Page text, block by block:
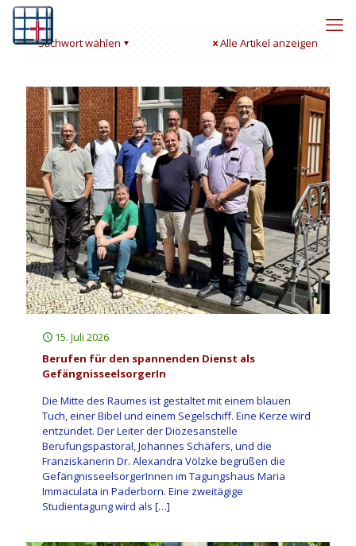
Stichwort wählen Alle Artikel anzeigen
15. Juli 2026
Berufen für den spannenden Dienst als
GefängnisseelsorgerIn
Die Mitte des Raumes ist gestaltet mit einem blauen
Tuch, einer Bibel und einem Segelschiff. Eine Kerze wird
entzündet. Der Leiter der Diözesanstelle
Berufungspastoral, Johannes Schäfers, und die
Franziskanerin Dr. Alexandra Völzke begrüßen die
GefängnisseelsorgerInnen im Tagungshaus Maria
Immaculata in Paderborn. Eine zweitägige
Studientagung wird als […]